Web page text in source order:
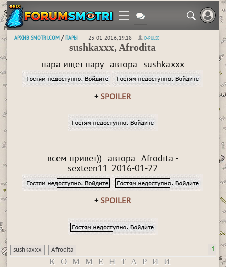
АРХИВ SMOTRI.COM /ПАРЫ 23-01-2016, 19:18 D-PULSE
sushkaxxx, Afrodita
пара ищет пару_ автора_ sushkaxxx
+ SPOILER
всем привет))_ автора_ Afrodita -
sexteen11_2016-01-22
+ SPOILER
sushkaxxx Afrodita +1
КОММЕНТАРИИ